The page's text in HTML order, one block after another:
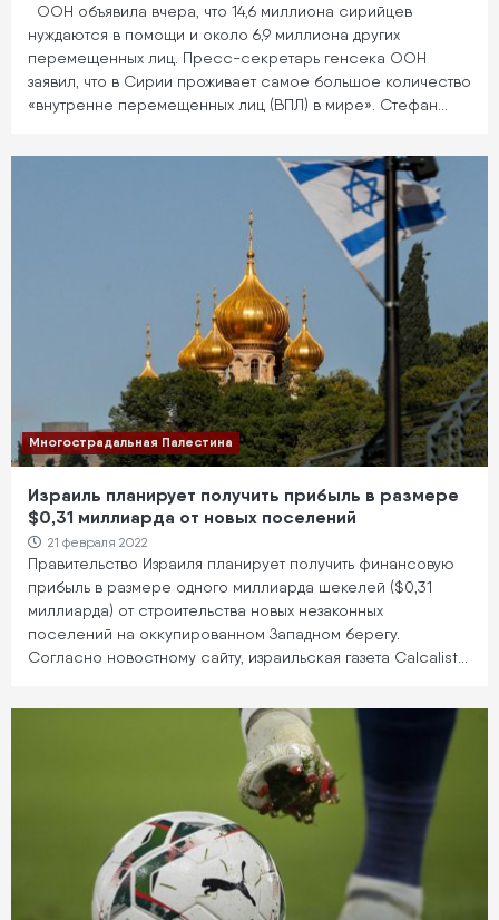
ООН объявила вчера, что 14,6 миллиона сирийцев
нуждаются в помощи и около 6,9 миллиона других
перемещенных лиц. Пресс-секретарь генсека ООН
заявил, что в Сирии проживает самое большое количество
«внутренне перемещенных лиц (ВПЛ) в мире». Стефан…
Многострадальная Палестина
Израиль планирует получить прибыль в размере
$0,31 миллиарда от новых поселений
21 февраля 2022
Правительство Израиля планирует получить финансовую
прибыль в размере одного миллиарда шекелей ($0,31
миллиарда) от строительства новых незаконных
поселений на оккупированном Западном берегу.
Согласно новостному сайту, израильская газета Calcalist…